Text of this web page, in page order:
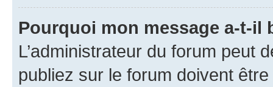
Pourquoi mon message a-t-il
L’administrateur du forum peut
publiez sur le forum doivent